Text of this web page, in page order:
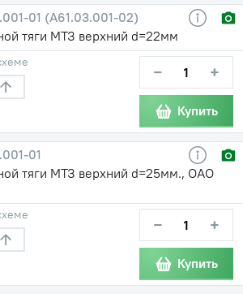
01 (А61.03.001-02)
тяги МТЗ верхний d=22мм
− +
Купить
01
тяги МТЗ верхний d=25мм., ОАО
− +
Купить